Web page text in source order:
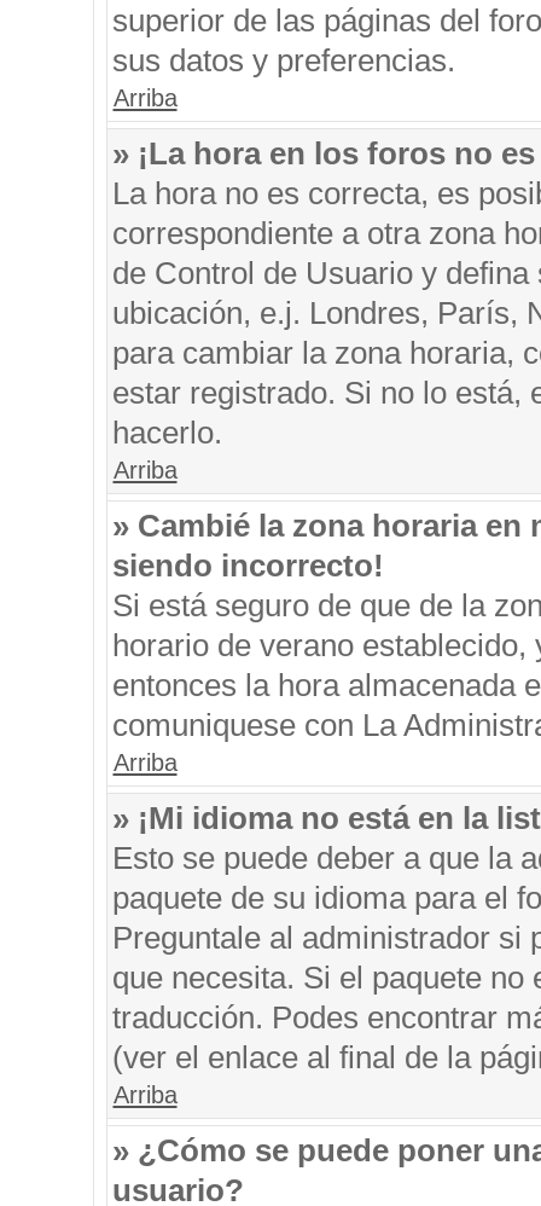
superior de las páginas del
sus datos y preferencias.
Arriba
» ¡La hora en los foros no
La hora no es correcta, es
correspondiente a otra zona
de Control de Usuario y
ubicación, e.j. Londres, París,
para cambiar la zona horaria,
estar registrado. Si no lo está,
hacerlo.
Arriba
» Cambié la zona horaria
siendo incorrecto!
Si está seguro de que de la
horario de verano
entonces la hora almacenada
comuniquese con La
Arriba
» ¡Mi idioma no está en la
Esto se puede deber a que la
paquete de su idioma para el
Preguntale al administrador si
que necesita. Si el paquete
traducción. Podes encontrar
(ver el enlace al final de la
Arriba
» ¿Cómo se puede poner
usuario?